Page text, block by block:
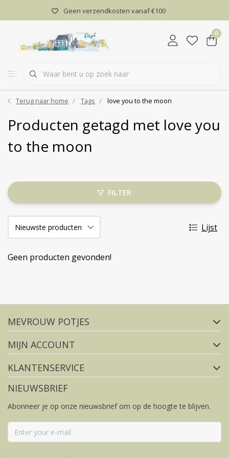
Geen verzendkosten vanaf €100
0
Terug naar home Tags love you to the moon
Producten getagd met love you
to the moon
FILTER
Lijst
Geen producten gevonden!
FACEBOOK
MEVROUW POTJES
MIJN ACCOUNT
KLANTENSERVICE
NIEUWSBRIEF
Abonneer je op onze nieuwsbrief om op de hoogte te blijven.